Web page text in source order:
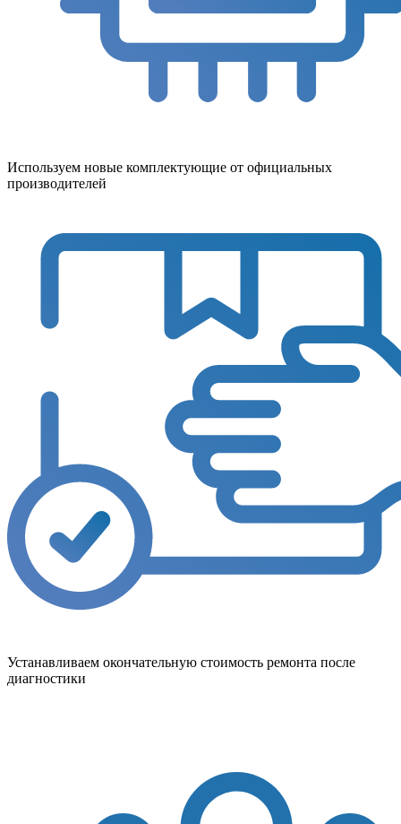
Используем новые комплектующие от официальных
производителей
Устанавливаем окончательную стоимость ремонта после
диагностики